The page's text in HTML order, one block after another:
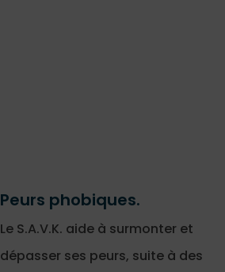
Peurs phobiques.
Le S.A.V.K. aide à surmonter et
dépasser ses peurs, suite à des